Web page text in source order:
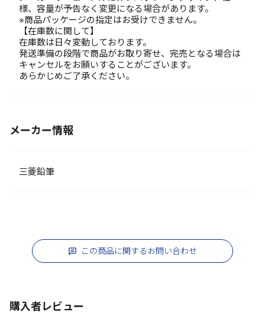
様、容量が予告なく変更になる場合があります。
※商品パッケージの指定はお受けできません。
【在庫数に関して】
在庫数は日々変動しております。
発送準備の段階で商品がお取り寄せ、完売となる場合は
キャンセルをお願いすることがございます。
あらかじめご了承ください。
メーカー情報
三菱鉛筆
この商品に関するお問い合わせ
購入者レビュー